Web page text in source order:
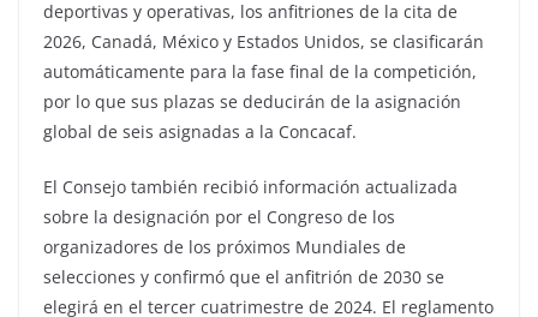
deportivas y operativas, los anfitriones de la cita de
2026, Canadá, México y Estados Unidos, se clasificarán
automáticamente para la fase final de la competición,
por lo que sus plazas se deducirán de la asignación
global de seis asignadas a la Concacaf.
El Consejo también recibió información actualizada
sobre la designación por el Congreso de los
organizadores de los próximos Mundiales de
selecciones y confirmó que el anfitrión de 2030 se
elegirá en el tercer cuatrimestre de 2024. El reglamento